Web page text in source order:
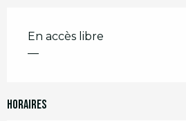
En accès libre
—
Horaires